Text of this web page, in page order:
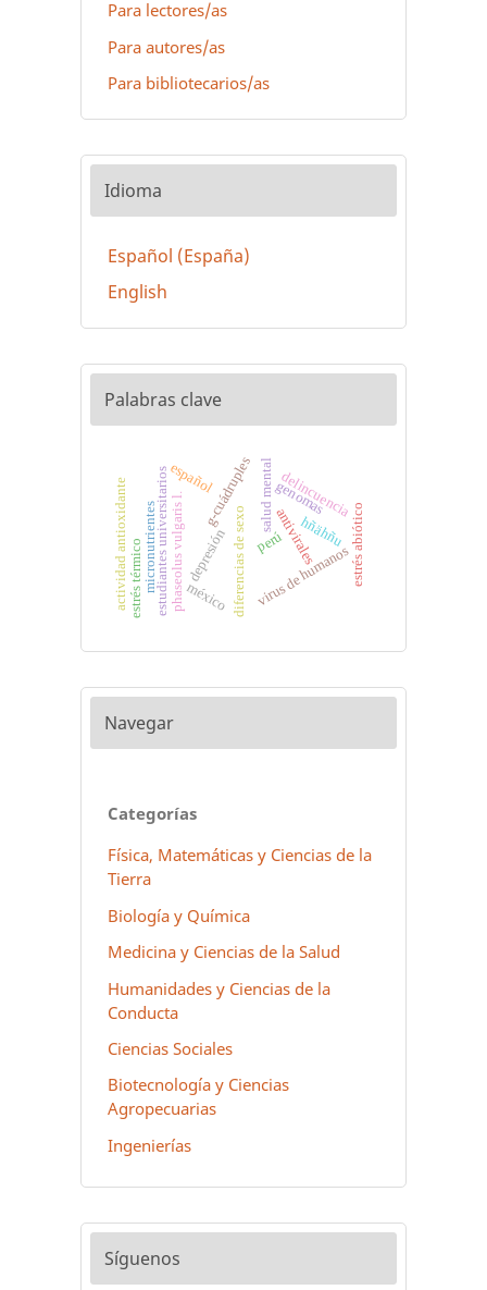
Para lectores/as
Para autores/as
Para bibliotecarios/as
Idioma
Español (España)
English
Palabras clave
depresión
estudiantes universitarios diferencias de sexo
salud mental
g-cuádruples
virus de humanos
genomas
antivirales
delincuencia
perú hñähñu
español
méxico
phaseolus vulgaris l. estrés abiótico
micronutrientes
estrés térmico
actividad antioxidante
Navegar
Categorías
Física, Matemáticas y Ciencias de la
Tierra
Biología y Química
Medicina y Ciencias de la Salud
Humanidades y Ciencias de la
Conducta
Ciencias Sociales
Biotecnología y Ciencias
Agropecuarias
Ingenierías
Síguenos